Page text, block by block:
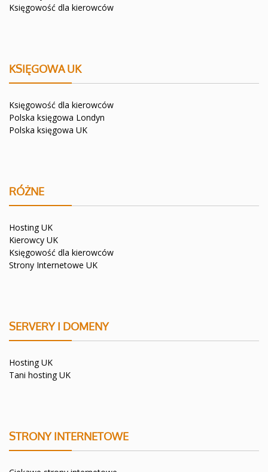
Księgowość dla kierowców
KSIĘGOWA UK
Księgowość dla kierowców
Polska księgowa Londyn
Polska księgowa UK
RÓŻNE
Hosting UK
Kierowcy UK
Księgowość dla kierowców
Strony Internetowe UK
SERVERY I DOMENY
Hosting UK
Tani hosting UK
STRONY INTERNETOWE